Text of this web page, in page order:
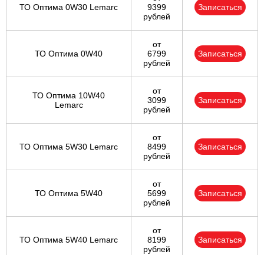
ТО Оптима 0W30 Lemarc
9399
рублей
Записаться
ТО Оптима 0W40
от
6799
рублей
Записаться
ТО Оптима 10W40
Lemarc
от
3099
рублей
Записаться
ТО Оптима 5W30 Lemarc
от
8499
рублей
Записаться
ТО Оптима 5W40
от
5699
рублей
Записаться
ТО Оптима 5W40 Lemarc
от
8199
рублей
Записаться